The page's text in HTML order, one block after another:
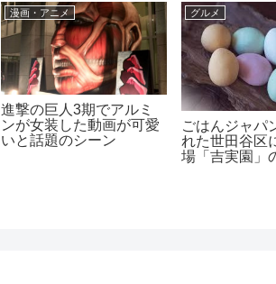
漫画・アニメ
進撃の巨人3期でアルミ
ンが女装した動画が可愛
いと話題のシーン
グルメ
ごはんジャパ
れた世田谷区
場「吉実園」